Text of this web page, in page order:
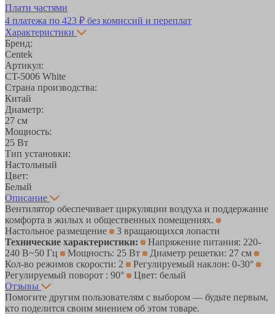
Плати частями
4 платежа по 423 ₽ без комиссий и переплат
Характеристики
Бренд:
Centek
Артикул:
CT-5006 White
Страна производства:
Китай
Диаметр:
27 см
Мощность:
25 Вт
Тип установки:
Настольный
Цвет:
Белый
Описание
Вентилятор обеспечивает циркуляции воздуха и поддержание
комфорта в жилых и общественных помещениях.
Настольное размещение
3 вращающихся лопасти
Технические характеристики:
Напряжение питания: 220-
240 В~50 Гц
Мощность: 25 Вт
Диаметр решетки: 27 см
Кол-во режимов скорости: 2
Регулируемый наклон: 0-30°
Регулируемый поворот : 90°
Цвет: белый
Отзывы
Помогите другим пользователям с выбором — будьте первым,
кто поделится своим мнением об этом товаре.